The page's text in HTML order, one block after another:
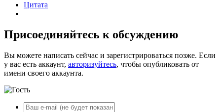
Цитата
Присоединяйтесь к обсуждению
Вы можете написать сейчас и зарегистрироваться позже. Если
у вас есть аккаунт, авторизуйтесь, чтобы опубликовать от
имени своего аккаунта.